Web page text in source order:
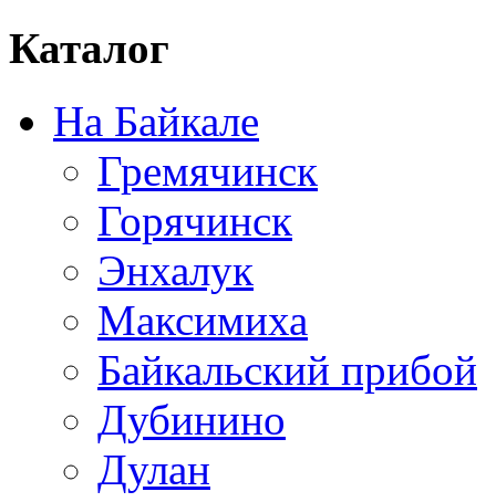
Каталог
На Байкале
Гремячинск
Горячинск
Энхалук
Максимиха
Байкальский прибой
Дубинино
Дулан